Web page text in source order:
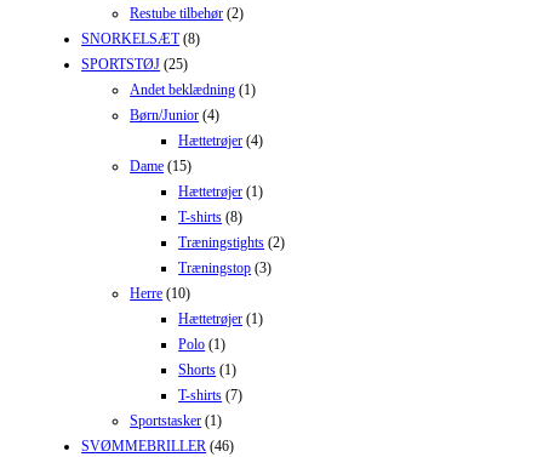
Restube tilbehør (2)
SNORKELSÆT (8)
SPORTSTØJ (25)
Andet beklædning (1)
Børn/Junior (4)
Hættetrøjer (4)
Dame (15)
Hættetrøjer (1)
T-shirts (8)
Træningstights (2)
Træningstop (3)
Herre (10)
Hættetrøjer (1)
Polo (1)
Shorts (1)
T-shirts (7)
Sportstasker (1)
SVØMMEBRILLER (46)